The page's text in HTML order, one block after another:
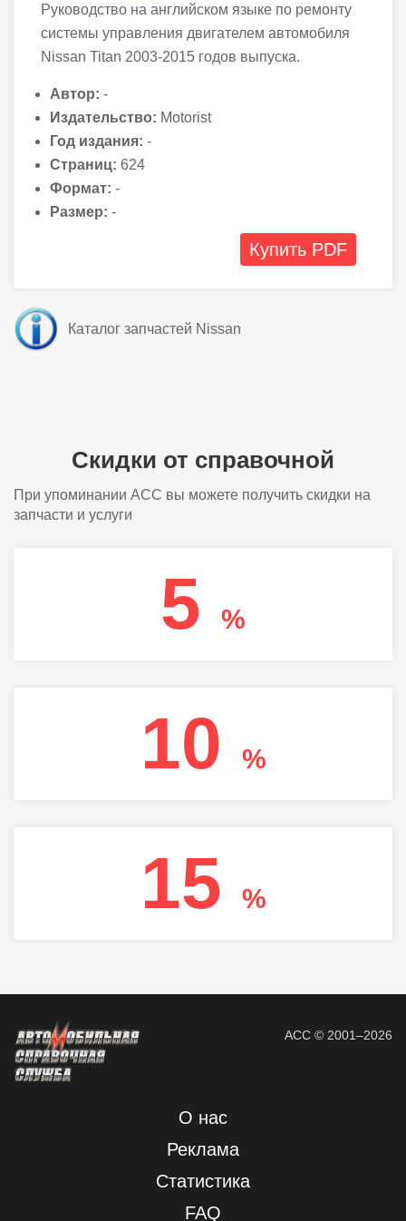
Руководство на английском языке по ремонту
системы управления двигателем автомобиля
Nissan Titan 2003-2015 годов выпуска.
Автор: -
Издательство: Motorist
Год издания: -
Страниц: 624
Формат: -
Размер: -
Купить PDF
Каталог запчастей Nissan
Скидки от справочной
При упоминании АСС вы можете получить скидки на
запчасти и услуги
5 %
10 %
15 %
АСС © 2001–2026
О нас
Реклама
Статистика
FAQ